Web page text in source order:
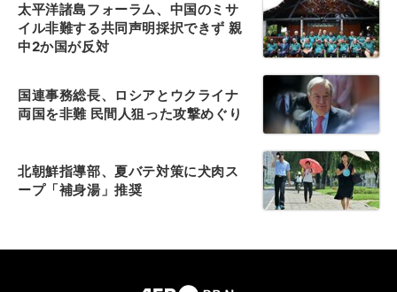
太平洋諸島フォーラム、中国のミサ
イル非難する共同声明採択できず 親
中2か国が反対
国連事務総長、ロシアとウクライナ
両国を非難 民間人狙った攻撃めぐり
北朝鮮指導部、夏バテ対策に犬肉ス
ープ「補身湯」推奨